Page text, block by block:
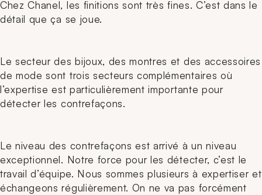
Chez Chanel, les finitions sont très fines. C’est dans le
détail que ça se joue.
Le secteur des bijoux, des montres et des accessoires
de mode sont trois secteurs complémentaires où
l’expertise est particulièrement importante pour
détecter les contrefaçons.
Le niveau des contrefaçons est arrivé à un niveau
exceptionnel. Notre force pour les détecter, c’est le
travail d’équipe. Nous sommes plusieurs à expertiser et
échangeons régulièrement. On ne va pas forcément